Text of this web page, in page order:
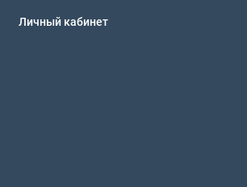
Личный кабинет